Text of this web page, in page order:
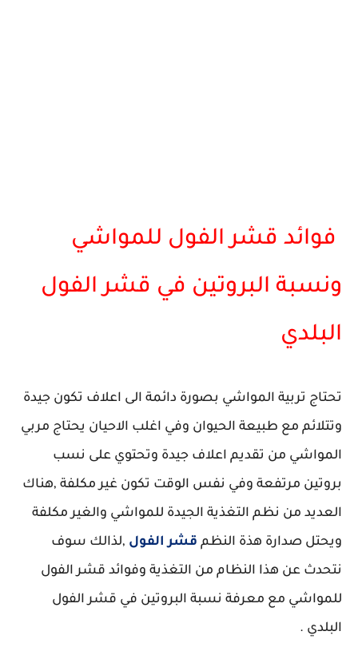
فوائد قشر الفول للمواشي
ونسبة البروتين في قشر الفول
البلدي
تحتاج تربية المواشي بصورة دائمة الى اعلاف تكون جيدة
وتتلائم مع طبيعة الحيوان وفي اغلب الاحيان يحتاج مربي
المواشي من تقديم اعلاف جيدة وتحتوي على نسب
بروتين مرتفعة وفي نفس الوقت تكون غير مكلفة ,هناك
العديد من نظم التغذية الجيدة للمواشي والغير مكلفة
ويحتل صدارة هذة النظم قشر الفول ,لذالك سوف
نتحدث عن هذا النظام من التغذية وفوائد قشر الفول
للمواشي مع معرفة نسبة البروتين في قشر الفول
البلدي .